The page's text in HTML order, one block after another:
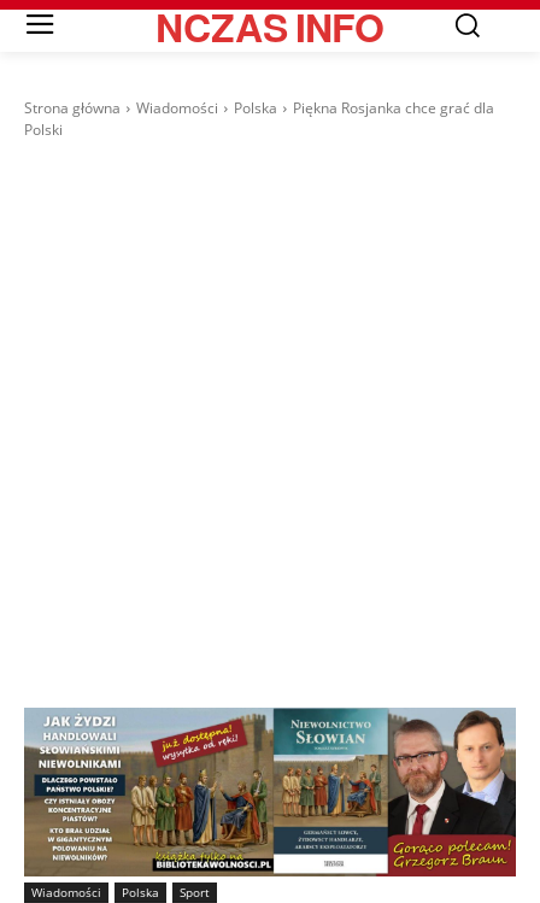
NCZASINFO
Strona główna Wiadomości Polska
Piękna Rosjanka chce grać dla
Polski
Wiadomości Polska Sport